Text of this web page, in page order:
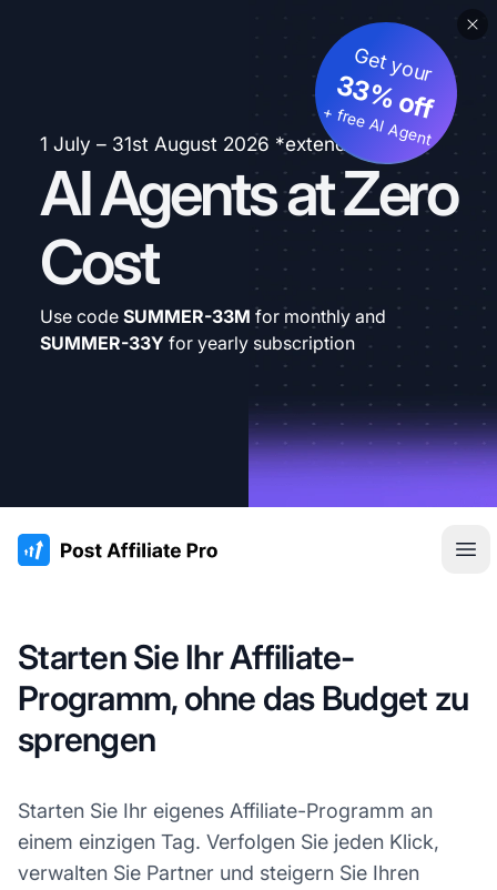
1 July – 31st August 2026 *extended
AI Agents at Zero
Cost
Get your
33% off
+ free AI Agent
Use code SUMMER-33M for monthly and
SUMMER-33Y for yearly subscription
:site.title
Starten Sie Ihr Affiliate-
Programm, ohne das Budget zu
sprengen
Starten Sie Ihr eigenes Affiliate-Programm an
einem einzigen Tag. Verfolgen Sie jeden Klick,
verwalten Sie Partner und steigern Sie Ihren